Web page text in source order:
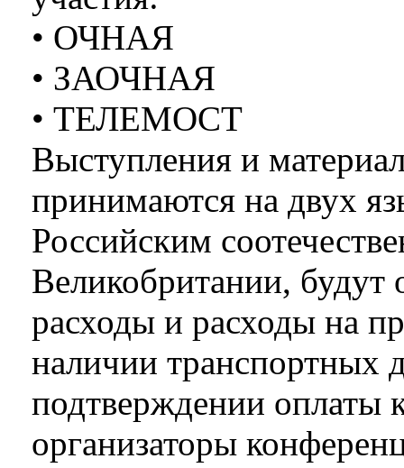
• ОЧНАЯ
• ЗАОЧНАЯ
• ТЕЛЕМОСТ
Выступления и
принимаются на двух
Российским
Великобритании, будут
расходы и расходы на
наличии транспортных
подтверждении
организаторы